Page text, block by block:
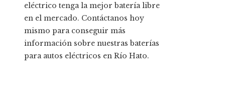
eléctrico tenga la mejor batería libre
en el mercado. Contáctanos hoy
mismo para conseguir más
información sobre nuestras baterías
para autos eléctricos en Río Hato.